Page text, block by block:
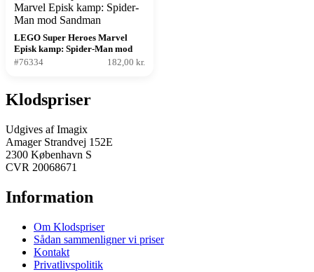
LEGO Super Heroes Marvel
Episk kamp: Spider-Man mod
Sandman
#76334 182,00 kr.
Klodspriser
Udgives af Imagix
Amager Strandvej 152E
2300 København S
CVR 20068671
Information
Om Klodspriser
Sådan sammenligner vi priser
Kontakt
Privatlivspolitik